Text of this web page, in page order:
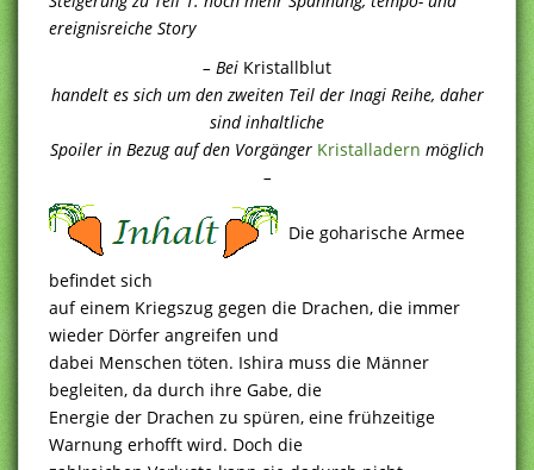
ereignisreiche Story
– Bei Kristallblut
handelt es sich um den zweiten Teil der Inagi Reihe, daher
sind inhaltliche
Spoiler in Bezug auf den Vorgänger Kristalladern möglich
–
Die goharische Armee
befindet sich
auf einem Kriegszug gegen die Drachen, die immer
wieder Dörfer angreifen und
dabei Menschen töten. Ishira muss die Männer
begleiten, da durch ihre Gabe, die
Energie der Drachen zu spüren, eine frühzeitige
Warnung erhofft wird. Doch die